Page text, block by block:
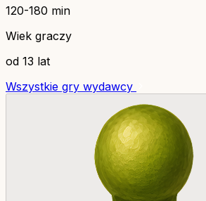
120-180 min
Wiek graczy
od 13 lat
Wszystkie gry wydawcy